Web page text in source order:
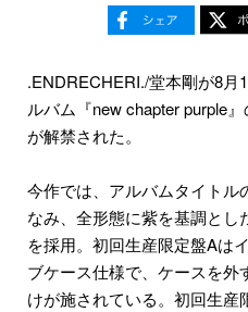
.ENDRECHERI./堂本剛が8月
ルバム『new chapter purple
が解禁された。
今作では、アルバムタイトル
なみ、全形態に紫を基調と
を採用。初回生産限定盤Aは
ブケース仕様で、ケースを
けが施されている。初回生